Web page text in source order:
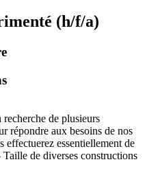
(h/f/a)
de plusieurs
répondre aux besoins de nos
effectuerez essentiellement de
de diverses constructions